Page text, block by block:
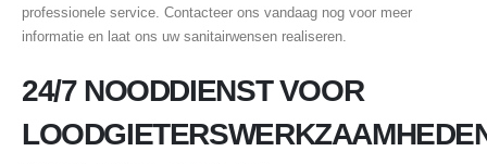
professionele service. Contacteer ons vandaag nog voor meer
informatie en laat ons uw sanitairwensen realiseren.
24/7 NOODDIENST VOOR